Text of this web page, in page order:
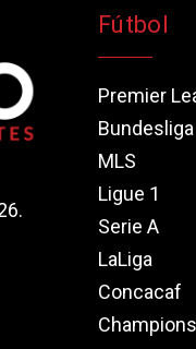
Fútbol
Premier
Bundesliga
MLS
Ligue 1
Serie A
LaLiga
Concacaf